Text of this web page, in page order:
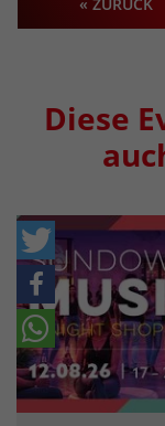
Diese